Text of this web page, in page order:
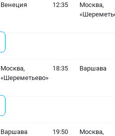
Венеция 12:35
Москва,
Москва,
«Шереметьево»
18:35 Варшава
Варшава 19:50
Москва,